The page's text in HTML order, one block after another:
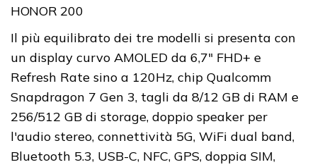
HONOR 200
Il più equilibrato dei tre modelli si presenta con
un display curvo AMOLED da 6,7" FHD+ e
Refresh Rate sino a 120Hz, chip Qualcomm
Snapdragon 7 Gen 3, tagli da 8/12 GB di RAM e
256/512 GB di storage, doppio speaker per
l'audio stereo, connettività 5G, WiFi dual band,
Bluetooth 5.3, USB-C, NFC, GPS, doppia SIM,